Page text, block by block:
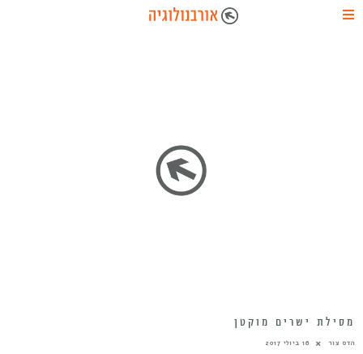
מסילת ישרים מוקטן
הדס צור 16 ביולי 2017